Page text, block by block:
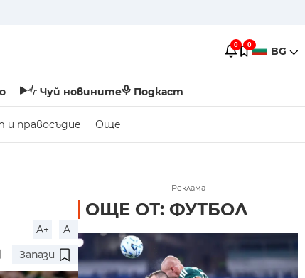
0 0 BG
Чуй новините Подкаст
и правосъдие Още
A+
A-
Запази
Реклама
ОЩЕ ОТ: ФУТБОЛ